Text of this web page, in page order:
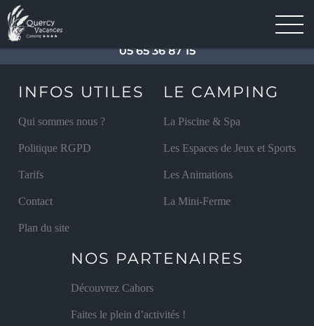
Camping Quercy-Vacances, Mas de la Combe, Saint
Pierre Lafeuille - 46090, CAHORS |
05 65 36 87 15
INFOS UTILES
Qui sommes nous ?
Politique RGPD
Tarifs
Contact
Plan du site
LE CAMPING
La Piscine & Spa
Les Espaces de Jeux et Sports
Les Animations
La Mini-Ferme
NOS PARTENAIRES
Découvrez Cahors
Faites le plein d’activités !